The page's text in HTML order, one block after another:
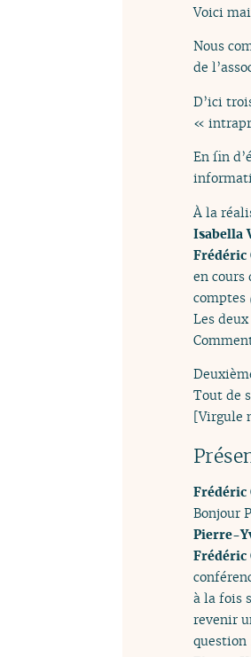
Voici
Nous
de
D’ici
«
En fin
À la
Isabella
Frédéric
en cours
comptes
Les
Tout de
[Virgule
Frédéric
Bonjour
Pierre-
Frédéric
à la fois
revenir
question